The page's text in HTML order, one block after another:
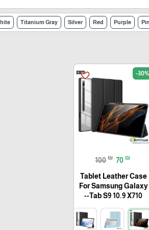
Purple
Red
Silver
Titanium Gray
For
P610/
favorite_border -30%
100 ₪ 70 ₪
Tablet Leather Case
For Samsung Galaxy
Tab S9 10.9 X710--